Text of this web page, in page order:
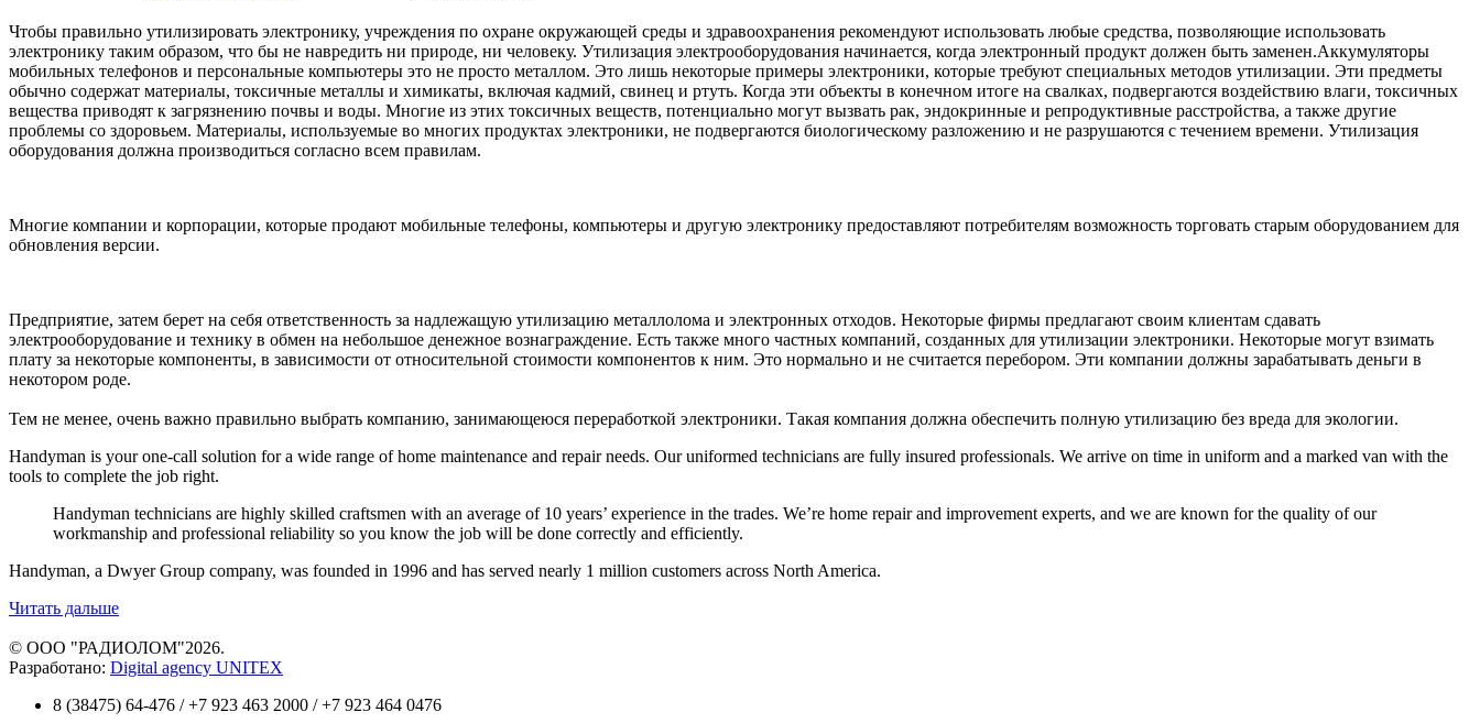
Чтобы правильно утилизировать электронику, учреждения по охране окружающей среды и здравоохранения рекомендуют использовать любые средства, позволяющие использовать
электронику таким образом, что бы не навредить ни природе, ни человеку. Утилизация электрооборудования начинается, когда электронный продукт должен быть заменен.Аккумуляторы
мобильных телефонов и персональные компьютеры это не просто металлом. Это лишь некоторые примеры электроники, которые требуют специальных методов утилизации. Эти предметы
обычно содержат материалы, токсичные металлы и химикаты, включая кадмий, свинец и ртуть. Когда эти объекты в конечном итоге на свалках, подвергаются воздействию влаги, токсичных
вещества приводят к загрязнению почвы и воды. Многие из этих токсичных веществ, потенциально могут вызвать рак, эндокринные и репродуктивные расстройства, а также другие
проблемы со здоровьем. Материалы, используемые во многих продуктах электроники, не подвергаются биологическому разложению и не разрушаются с течением времени. Утилизация
оборудования должна производиться согласно всем правилам.
Многие компании и корпорации, которые продают мобильные телефоны, компьютеры и другую электронику предоставляют потребителям возможность торговать старым оборудованием для
обновления версии.
Предприятие, затем берет на себя ответственность за надлежащую утилизацию металлолома и электронных отходов. Некоторые фирмы предлагают своим клиентам сдавать
электрооборудование и технику в обмен на небольшое денежное вознаграждение. Есть также много частных компаний, созданных для утилизации электроники. Некоторые могут взимать
плату за некоторые компоненты, в зависимости от относительной стоимости компонентов к ним. Это нормально и не считается перебором. Эти компании должны зарабатывать деньги в
некотором роде.
Тем не менее, очень важно правильно выбрать компанию, занимающеюся переработкой электроники. Такая компания должна обеспечить полную утилизацию без вреда для экологии.
Handyman is your one-call solution for a wide range of home maintenance and repair needs. Our uniformed technicians are fully insured professionals. We arrive on time in uniform and a marked van with the
tools to complete the job right.
Handyman technicians are highly skilled craftsmen with an average of 10 years’ experience in the trades. We’re home repair and improvement experts, and we are known for the quality of our
workmanship and professional reliability so you know the job will be done correctly and efficiently.
Handyman, a Dwyer Group company, was founded in 1996 and has served nearly 1 million customers across North America.
Читать дальше
© ООО "РАДИОЛОМ"2026.
Разработано: Digital agency UNITEX
8 (38475) 64-476 / +7 923 463 2000 / +7 923 464 0476